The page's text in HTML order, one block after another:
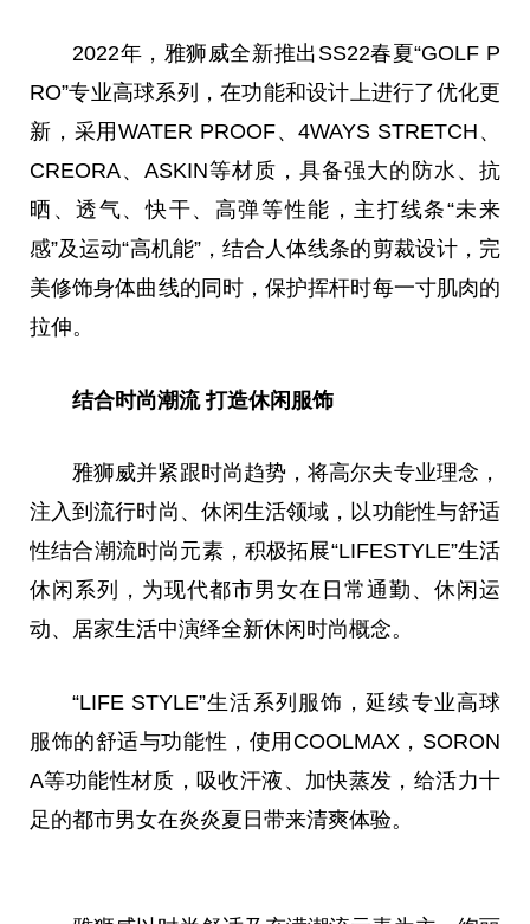
2022年，雅狮威全新推出SS22春夏“GOLF P
RO”专业高球系列，在功能和设计上进行了优化更
新，采用WATER PROOF、4WAYS STRETCH、
CREORA、ASKIN等材质，具备强大的防水、抗
晒、透气、快干、高弹等性能，主打线条“未来
感”及运动“高机能”，结合人体线条的剪裁设计，完
美修饰身体曲线的同时，保护挥杆时每一寸肌肉的
拉伸。
结合时尚潮流 打造休闲服饰
雅狮威并紧跟时尚趋势，将高尔夫专业理念，
注入到流行时尚、休闲生活领域，以功能性与舒适
性结合潮流时尚元素，积极拓展“LIFESTYLE”生活
休闲系列，为现代都市男女在日常通勤、休闲运
动、居家生活中演绎全新休闲时尚概念。
“LIFE STYLE”生活系列服饰，延续专业高球
服饰的舒适与功能性，使用COOLMAX，SORON
A等功能性材质，吸收汗液、加快蒸发，给活力十
足的都市男女在炎炎夏日带来清爽体验。